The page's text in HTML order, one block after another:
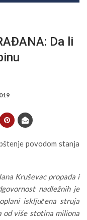
Da li
povodom stanja
Kruševac propada i
nadležnih je
isključena struja
od više stotina miliona